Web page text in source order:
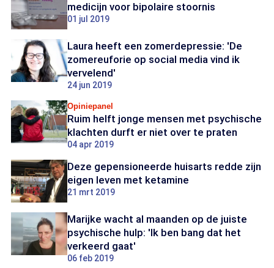
medicijn voor bipolaire stoornis
01 jul 2019
Laura heeft een zomerdepressie: 'De
zomereuforie op social media vind ik
vervelend'
24 jun 2019
Opiniepanel
Ruim helft jonge mensen met psychische
klachten durft er niet over te praten
04 apr 2019
Deze gepensioneerde huisarts redde zijn
eigen leven met ketamine
21 mrt 2019
Marijke wacht al maanden op de juiste
psychische hulp: 'Ik ben bang dat het
verkeerd gaat'
06 feb 2019